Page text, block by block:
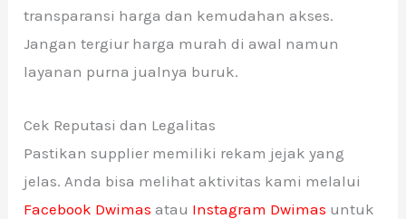
transparansi harga dan kemudahan akses.
Jangan tergiur harga murah di awal namun
layanan purna jualnya buruk.
Cek Reputasi dan Legalitas
Pastikan supplier memiliki rekam jejak yang
jelas. Anda bisa melihat aktivitas kami melalui
Facebook Dwimas atau Instagram Dwimas untuk